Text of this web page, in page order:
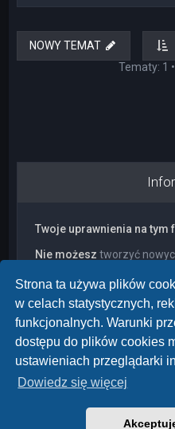
Strona ta używa plików
w celach statystycznych,
funkcjonalnych. Warunki
dostępu do plików cookies
ustawieniach przeglądarki
Dowiedz się więcej
NOWY TEMAT
Tematy: 1
Twoje uprawnienia na tym
Nie możesz tworzyć
Nie możeszzmieniać
Nie możesz
usuwać
Nie możeszdodawać